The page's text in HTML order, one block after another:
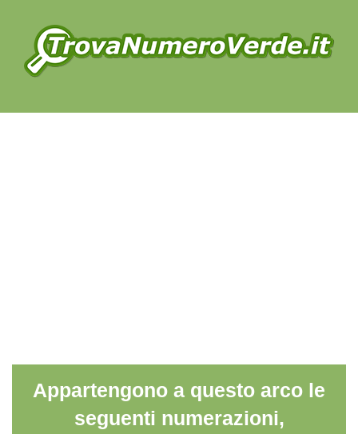
Appartengono a questo arco le
seguenti numerazioni,